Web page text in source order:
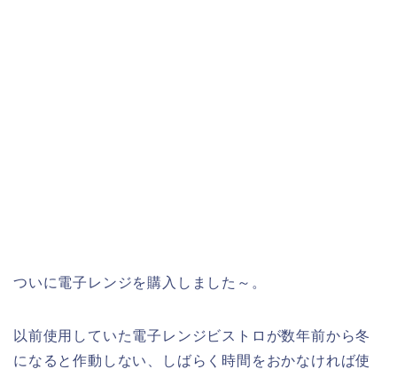
ついに電子レンジを購入しました～。
以前使用していた電子レンジビストロが数年前から冬
になると作動しない、しばらく時間をおかなければ使